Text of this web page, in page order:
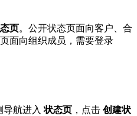
页。公开状态页面向客户、合
面向组织成员，需要登录
导航进入状态页 ，点击 创建状